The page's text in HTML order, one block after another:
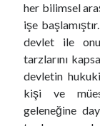
Bayram Bey’in Soyu
25 Aralık 2025
Aleviler ve Cem Dili
20 Ekim 2025
İslam Dünyasında
2 Nisan 2025
Türk Devlet
15 Ocak 2025
Eşit Yurttaşlık mı?
her bilimsel
işe
devlet ile
tarzlarını
devletin
kişi ve
geleneğine